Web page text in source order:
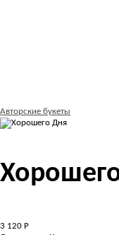
Авторские букеты
3 120 Р